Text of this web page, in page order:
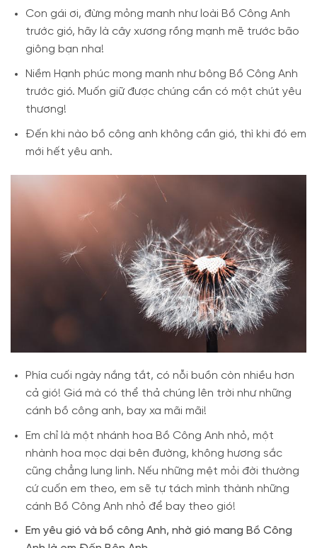
Con gái ơi, đừng mỏng manh như loài Bồ Công Anh
trước gió, hãy là cây xương rồng mạnh mẽ trước bão
giông bạn nha!
Niềm Hạnh phúc mong manh như bông Bồ Công Anh
trước gió. Muốn giữ được chúng cần có một chút yêu
thương!
Đến khi nào bồ công anh không cần gió, thì khi đó em
mới hết yêu anh.
Phía cuối ngày nắng tắt, có nỗi buồn còn nhiều hơn
cả gió! Giá mà có thể thả chúng lên trời như những
cánh bồ công anh, bay xa mãi mãi!
Em chỉ là một nhánh hoa Bồ Công Anh nhỏ, một
nhành hoa mọc dại bên đường, không hương sắc
cũng chẳng lung linh. Nếu những mệt mỏi đời thường
cứ cuốn em theo, em sẽ tự tách mình thành những
cánh Bồ Công Anh nhỏ để bay theo gió!
Em yêu gió và bồ công Anh, nhờ gió mang Bồ Công